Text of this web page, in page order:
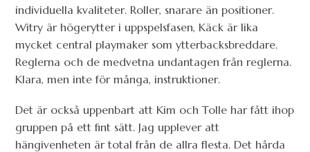
individuella kvaliteter. Roller, snarare än positioner.
Witry är högerytter i uppspelsfasen, Käck är lika
mycket central playmaker som ytterbacksbreddare.
Reglerna och de medvetna undantagen från reglerna.
Klara, men inte för många, instruktioner.
Det är också uppenbart att Kim och Tolle har fått ihop
gruppen på ett fint sätt. Jag upplever att
hängivenheten är total från de allra flesta. Det hårda